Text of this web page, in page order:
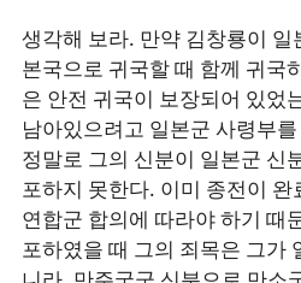
생각해 보라. 만약 김창룡이
본국으로 귀국할 때 함께 귀국
은 안전 귀국이 보장되어 있었
남아있으려고 일본군 사령부
정말로 그의 신분이 일본군 신
포하지 못한다. 이미 종전이
연합군 합의에 따라야 하기 때
포하였을 때 그의 죄목은 그가